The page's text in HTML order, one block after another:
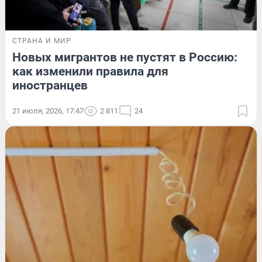
СТРАНА И МИР
Новых мигрантов не пустят в Россию:
как изменили правила для
иностранцев
21 июля, 2026, 17:47 2 811 24